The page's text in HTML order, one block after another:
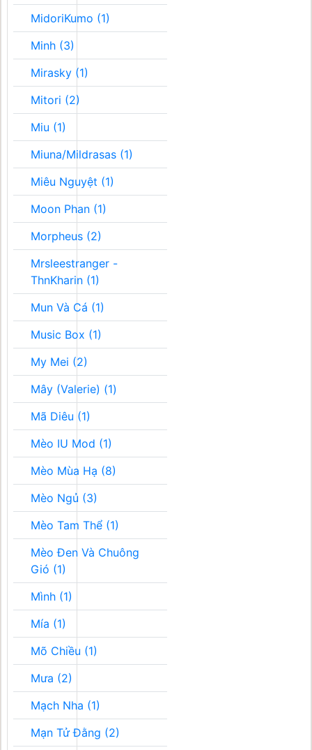
MidoriKumo (1)
Minh (3)
Mirasky (1)
Mitori (2)
Miu (1)
Miuna/Mildrasas (1)
Miêu Nguyệt (1)
Moon Phan (1)
Morpheus (2)
Mrsleestranger -
ThnKharin (1)
Mun Và Cá (1)
Music Box (1)
My Mei (2)
Mây (Valerie) (1)
Mã Diêu (1)
Mèo IU Mod (1)
Mèo Mùa Hạ (8)
Mèo Ngủ (3)
Mèo Tam Thể (1)
Mèo Đen Và Chuông
Gió (1)
Mình (1)
Mía (1)
Mõ Chiều (1)
Mưa (2)
Mạch Nha (1)
Mạn Tử Đằng (2)